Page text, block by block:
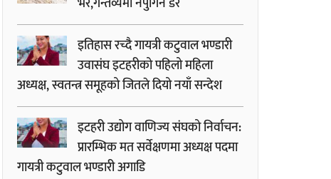
इतिहास रच्दै गायत्री कटुवाल भण्डारी
उवासंघ इटहरीको पहिलो महिला
अध्यक्ष, स्वतन्त्र समूहको जितले दियो नयाँ सन्देश
इटहरी उद्योग वाणिज्य संघको निर्वाचन:
प्रारम्भिक मत सर्वेक्षणमा अध्यक्ष पदमा
गायत्री कटुवाल भण्डारी अगाडि